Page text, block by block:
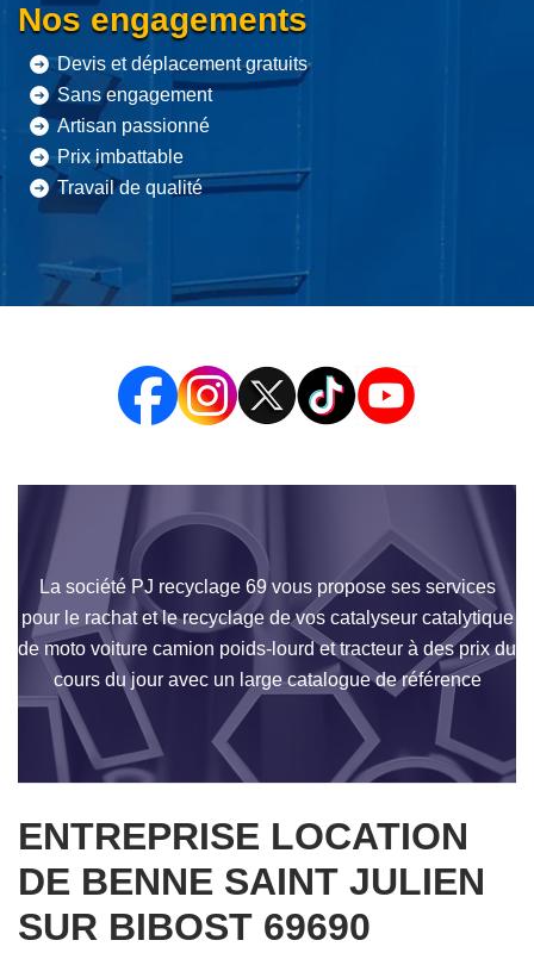
Nos engagements
Devis et déplacement gratuits
Sans engagement
Artisan passionné
Prix imbattable
Travail de qualité
La société PJ recyclage 69 vous propose ses services
pour le rachat et le recyclage de vos catalyseur catalytique
de moto voiture camion poids-lourd et tracteur à des prix du
cours du jour avec un large catalogue de référence
ENTREPRISE LOCATION
DE BENNE SAINT JULIEN
SUR BIBOST 69690